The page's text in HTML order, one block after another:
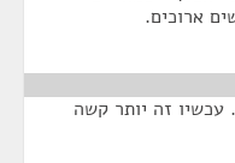
ארוכים.
זה יותר קשה